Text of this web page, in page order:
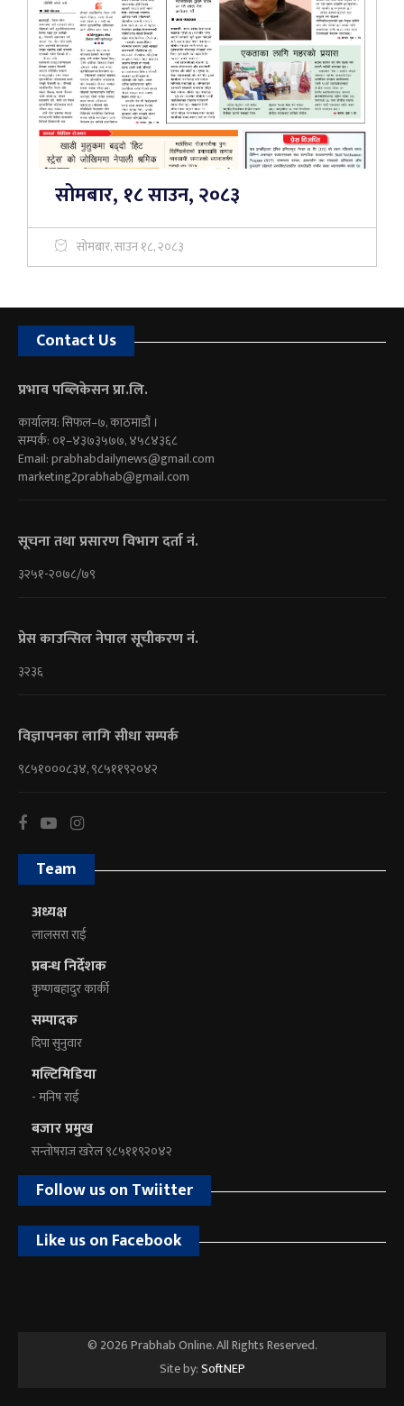
सोमबार, १८ साउन, २०८३
सोमबार, साउन १८, २०८३
Contact Us
प्रभाव पब्लिकेसन प्रा.लि.
कार्यालय: सिफल–७, काठमाडौं ।
सम्पर्क: ०१–४३७३५७७, ४५८४३६८
Email:prabhabdailynews@gmail.com
marketing2prabhab@gmail.com
सूचना तथा प्रसारण विभाग दर्ता नं.
३२५१-२०७८/७९
प्रेस काउन्सिल नेपाल सूचीकरण नं.
३२३६
विज्ञापनका लागि सीधा सम्पर्क
९८५१०००८३४, ९८५११९२०४२
Team
अध्यक्ष
लालसरा राई
प्रबन्ध निर्देशक
कृष्णबहादुर कार्की
सम्पादक
दिपा सुनुवार
मल्टिमिडिया
- मनिष राई
बजार प्रमुख
सन्तोषराज खरेल ९८५११९२०४२
Follow us on Twiitter
Like us on Facebook
© 2026 Prabhab Online. All Rights Reserved.
Site by:SoftNEP